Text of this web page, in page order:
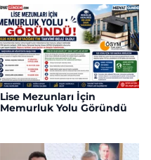
Lise Mezunları İçin
Memurluk Yolu Göründü